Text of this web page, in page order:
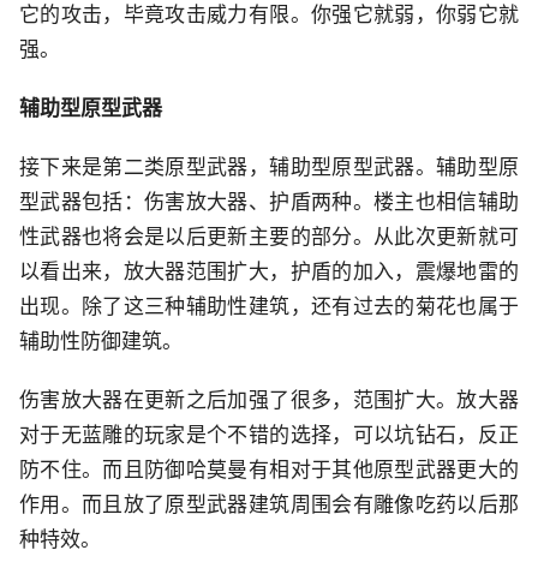
它的攻击，毕竟攻击威力有限。你强它就弱，你弱它就
强。
辅助型原型武器
接下来是第二类原型武器，辅助型原型武器。辅助型原
型武器包括：伤害放大器、护盾两种。楼主也相信辅助
性武器也将会是以后更新主要的部分。从此次更新就可
以看出来，放大器范围扩大，护盾的加入，震爆地雷的
出现。除了这三种辅助性建筑，还有过去的菊花也属于
辅助性防御建筑。
伤害放大器在更新之后加强了很多，范围扩大。放大器
对于无蓝雕的玩家是个不错的选择，可以坑钻石，反正
防不住。而且防御哈莫曼有相对于其他原型武器更大的
作用。而且放了原型武器建筑周围会有雕像吃药以后那
种特效。